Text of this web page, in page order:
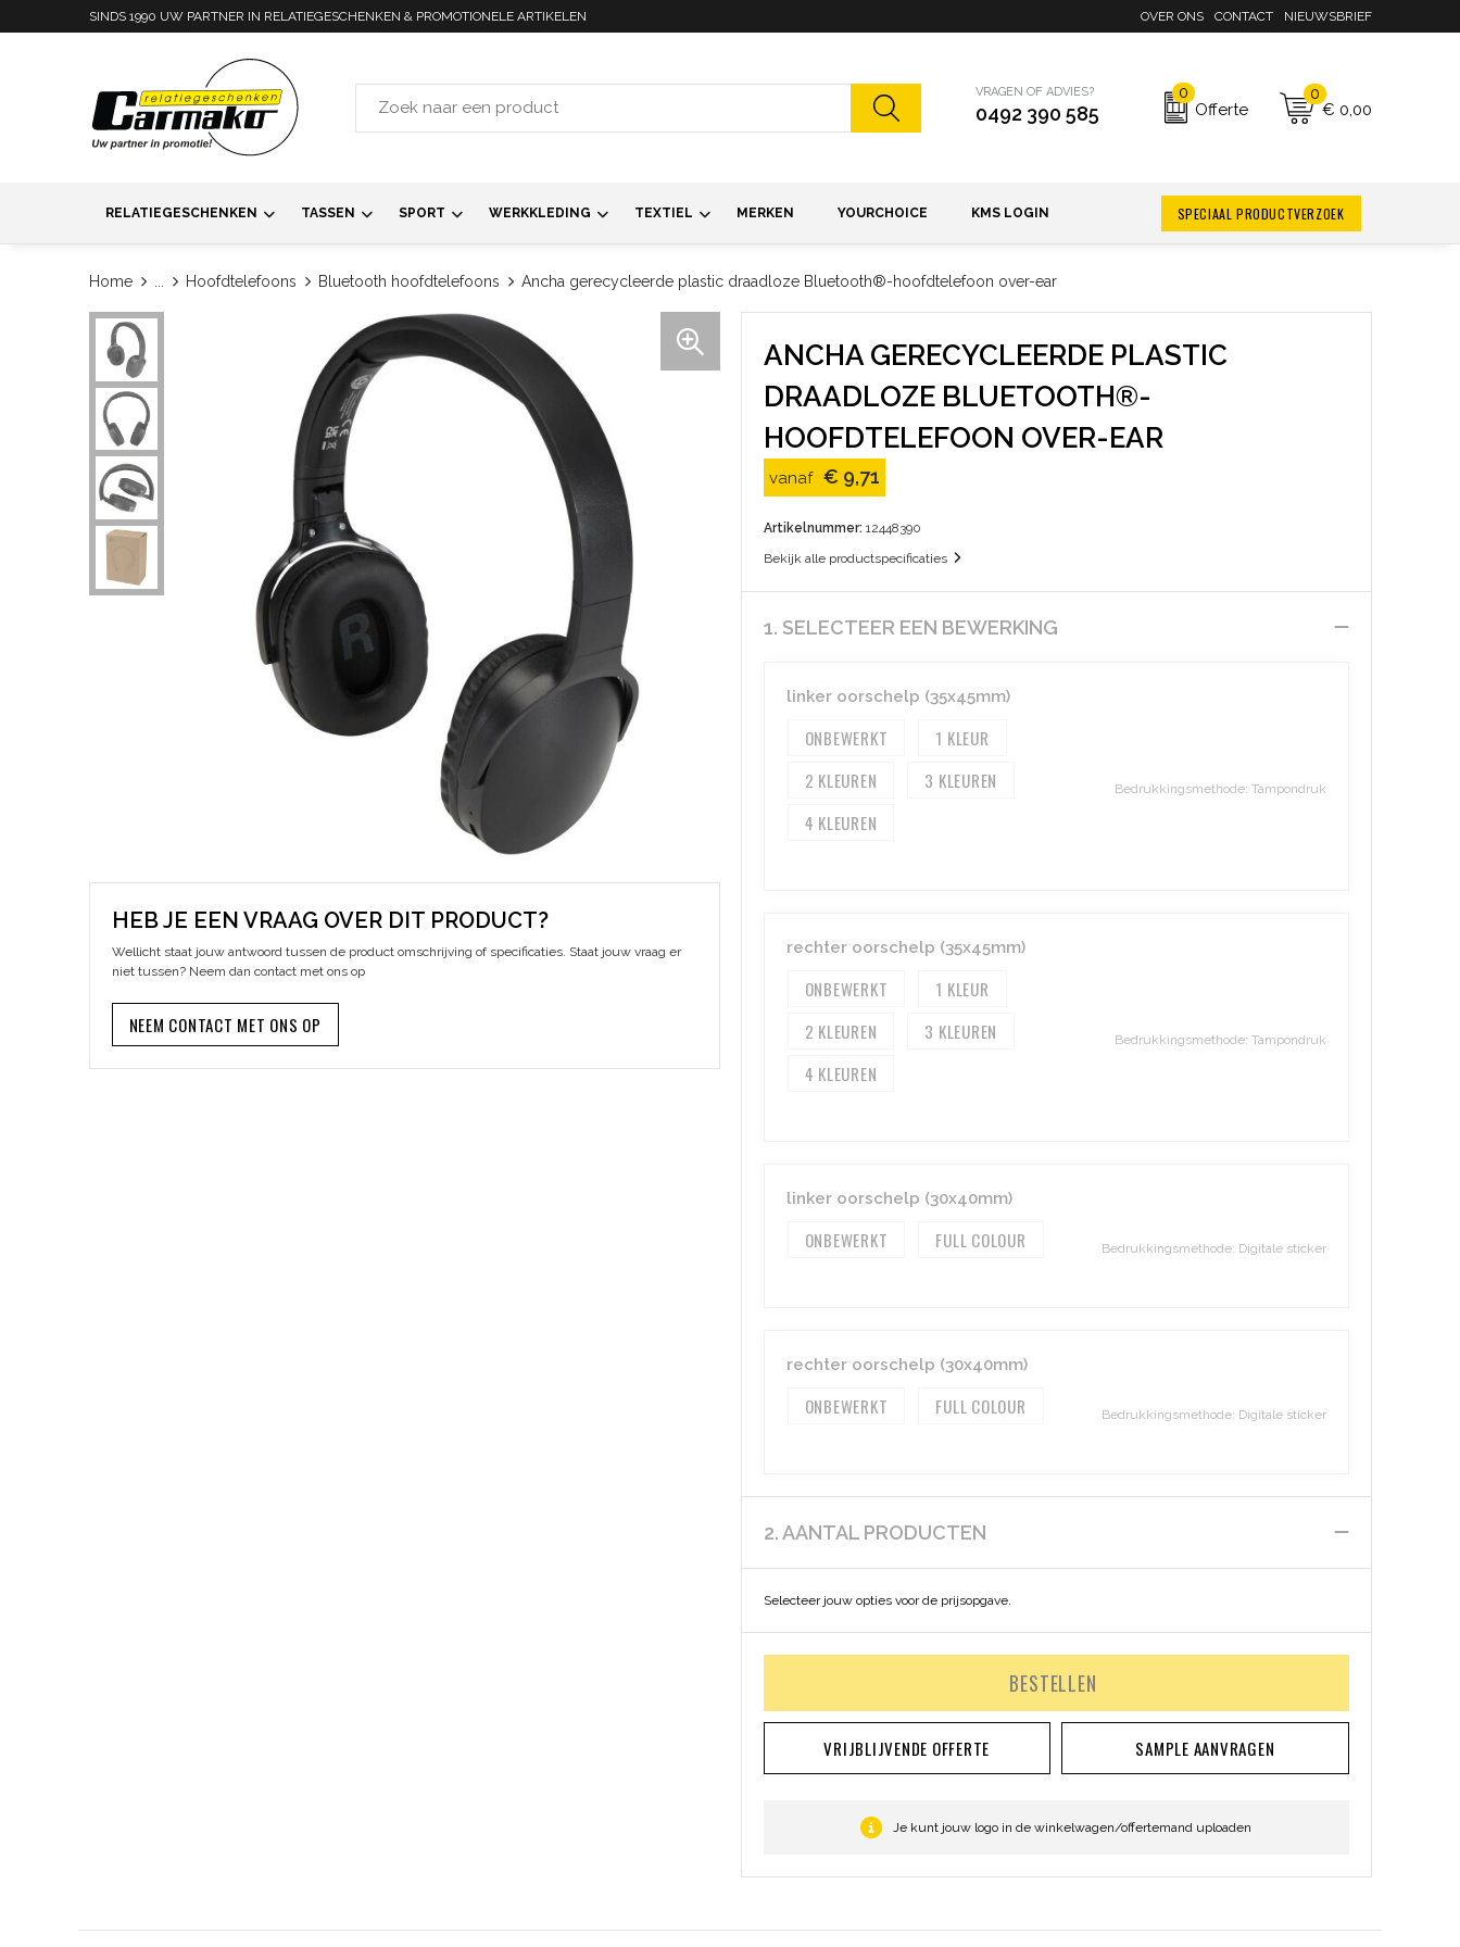
SINDS 1990 UW PARTNER IN RELATIEGESCHENKEN & PROMOTIONELE ARTIKELEN OVER ONS CONTACT NIEUWSBRIEF
VRAGEN OF ADVIES?
0492 390 585
0
Offerte
0
€ 0,00
RELATIEGESCHENKEN TASSEN SPORT WERKKLEDING TEXTIEL MERKEN YOURCHOICE KMS LOGIN SPECIAAL PRODUCTVERZOEK
Home Hoofdtelefoons Bluetooth hoofdtelefoons Ancha gerecycleerde plastic draadloze Bluetooth®-hoofdtelefoon over-ear
HEB JE EEN VRAAG OVER DIT PRODUCT?
Wellicht staat jouw antwoord tussen de product omschrijving of specificaties. Staat jouw vraag er
niet tussen? Neem dan contact met ons op
NEEM CONTACT MET ONS OP
ANCHA GERECYCLEERDE PLASTIC
DRAADLOZE BLUETOOTH®-
HOOFDTELEFOON OVER-EAR
vanaf € 9,71
Artikelnummer: 12448390
Bekijk alle productspecificaties
1. SELECTEER EEN BEWERKING
linker oorschelp (35x45mm)
ONBEWERKT
1
2
3
4
Bedrukkingsmethode: Tampondruk
rechter oorschelp (35x45mm)
ONBEWERKT
1
2
3
4
Bedrukkingsmethode: Tampondruk
linker oorschelp (30x40mm)
ONBEWERKT FULL COLOUR Bedrukkingsmethode: Digitale sticker
rechter oorschelp (30x40mm)
ONBEWERKT FULL COLOUR Bedrukkingsmethode: Digitale sticker
2. AANTAL PRODUCTEN
Selecteer jouw opties voor de prijsopgave.
BESTELLEN
VRIJBLIJVENDE OFFERTE SAMPLE AANVRAGEN
Je kunt jouw logo in de winkelwagen/offertemand uploaden